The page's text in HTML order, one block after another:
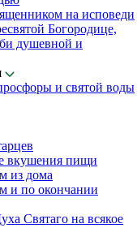
на исповеди
Богородице,
душевной и
и святой воды
вкушения пищи
из дома
и по окончании
Святаго на всякое